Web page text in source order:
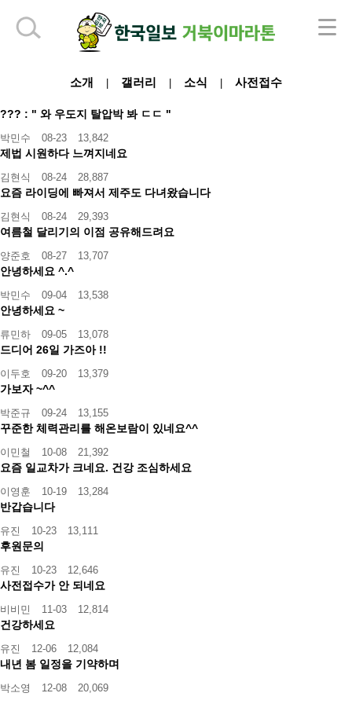
소개 갤러리 소식 사전접수
??? : " 와 우도지 탈압박 봐 ㄷㄷ "
박민수 08-23 13,842
제법 시원하다 느껴지네요
김현식 08-24 28,887
요즘 라이딩에 빠져서 제주도 다녀왔습니다
김현식 08-24 29,393
여름철 달리기의 이점 공유해드려요
양준호 08-27 13,707
안녕하세요 ^.^
박민수 09-04 13,538
안녕하세요 ~
류민하 09-05 13,078
드디어 26일 가즈아 !!
이두호 09-20 13,379
가보자 ~^^
박준규 09-24 13,155
꾸준한 체력관리를 해온보람이 있네요^^
이민철 10-08 21,392
요즘 일교차가 크네요. 건강 조심하세요
이영훈 10-19 13,284
반갑습니다
유진 10-23 13,111
후원문의
유진 10-23 12,646
사전접수가 안 되네요
비비민 11-03 12,814
건강하세요
유진 12-06 12,084
내년 봄 일정을 기약하며
박소영 12-08 20,069
하단 영역